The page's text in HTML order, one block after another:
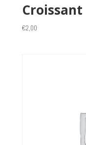
Croissant
€2,00